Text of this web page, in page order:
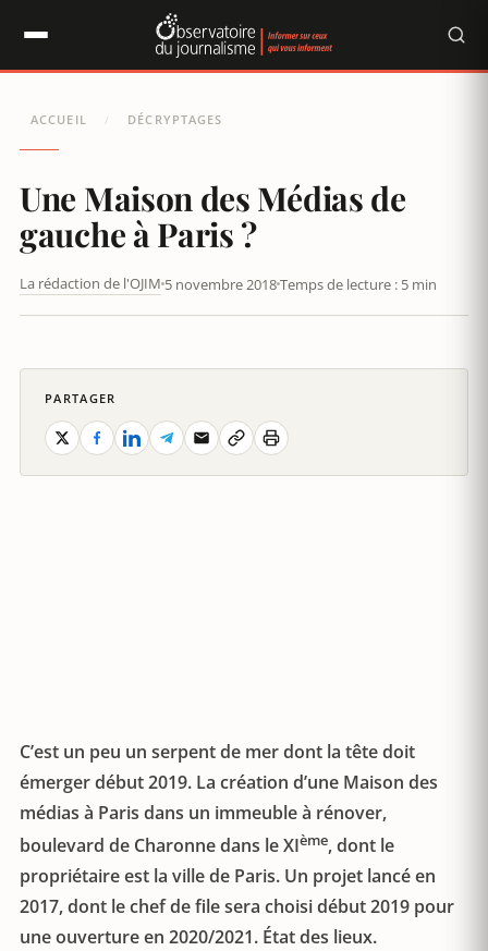
ACCUEIL / DÉCRYPTAGES
Une Maison des Médias de
gauche à Paris ?
La rédaction de l'OJIM 5 novembre 2018Temps de lecture : 5 min
C’est un peu un serpent de mer dont la tête doit
émerger début 2019. La création d’une Maison des
médias à Paris dans un immeuble à rénover,
boulevard de Charonne dans le XIème, dont le
propriétaire est la ville de Paris. Un projet lancé en
2017, dont le chef de file sera choisi début 2019 pour
une ouverture en 2020/2021. État des lieux.
PARTAGER
Panneau de gestion des cookies